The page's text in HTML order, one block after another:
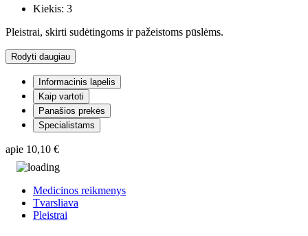
Kiekis: 3
Pleistrai, skirti sudėtingoms ir pažeistoms pūslėms.
Rodyti daugiau
Informacinis lapelis
Kaip vartoti
Panašios prekės
Specialistams
apie 10,10 €
Medicinos reikmenys
Tvarsliava
Pleistrai